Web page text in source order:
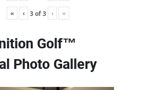
« ‹ 3of3 › »
Golf™
Photo Gallery